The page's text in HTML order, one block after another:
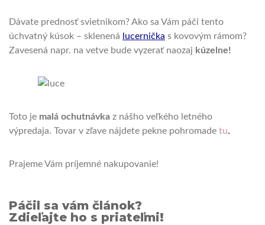
Dávate prednosť svietnikom?Ako sa Vám páči tento
úchvatný kúsok – sklenená
lucernička s kovovým rámom?
Zavesená napr. na vetve bude vyzerať naozaj kúzelne!
Toto je malá ochutnávka z nášho veľkého letného
výpredaja. Tovar v zľave nájdete pekne pohromade tu.
Prajeme Vám príjemné nakupovanie!
Páčil sa vám článok?
Zdieľajte ho s priateľmi!